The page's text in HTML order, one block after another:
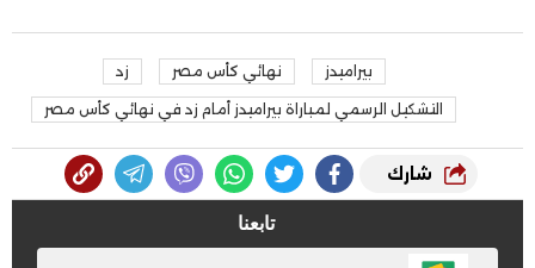
بيراميدز نهائي كأس مصر زد
التشكيل الرسمي لمباراة بيراميدز أمام زد في نهائي كأس مصر
شارك
تابعنا